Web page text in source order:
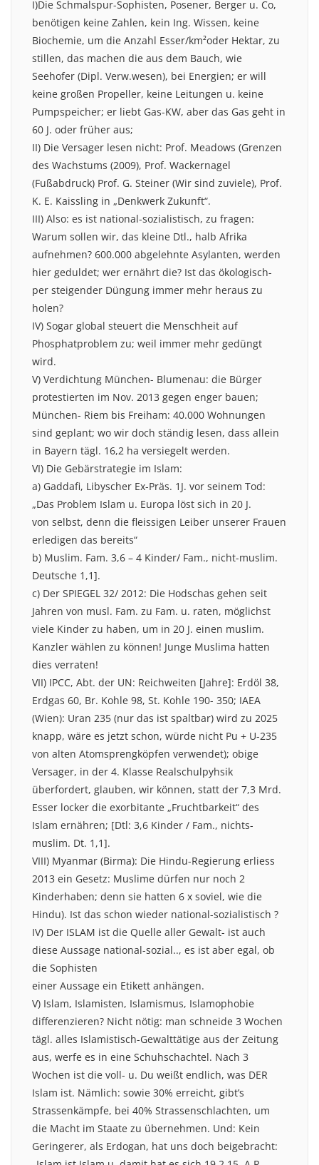
I)Die Schmalspur-Sophisten, Posener, Berger u. Co,
benötigen keine Zahlen, kein Ing. Wissen, keine
Biochemie, um die Anzahl Esser/km²oder Hektar, zu
stillen, das machen die aus dem Bauch, wie
Seehofer (Dipl. Verw.wesen), bei Energien; er will
keine großen Propeller, keine Leitungen u. keine
Pumpspeicher; er liebt Gas-KW, aber das Gas geht in
60 J. oder früher aus;
II) Die Versager lesen nicht: Prof. Meadows (Grenzen
des Wachstums (2009), Prof. Wackernagel
(Fußabdruck) Prof. G. Steiner (Wir sind zuviele), Prof.
K. E. Kaissling in „Denkwerk Zukunft“.
III) Also: es ist national-sozialistisch, zu fragen:
Warum sollen wir, das kleine Dtl., halb Afrika
aufnehmen? 600.000 abgelehnte Asylanten, werden
hier geduldet; wer ernährt die? Ist das ökologisch-
per steigender Düngung immer mehr heraus zu
holen?
IV) Sogar global steuert die Menschheit auf
Phosphatproblem zu; weil immer mehr gedüngt
wird.
V) Verdichtung München- Blumenau: die Bürger
protestierten im Nov. 2013 gegen enger bauen;
München- Riem bis Freiham: 40.000 Wohnungen
sind geplant; wo wir doch ständig lesen, dass allein
in Bayern tägl. 16,2 ha versiegelt werden.
VI) Die Gebärstrategie im Islam:
a) Gaddafi, Libyscher Ex-Präs. 1J. vor seinem Tod:
„Das Problem Islam u. Europa löst sich in 20 J.
von selbst, denn die fleissigen Leiber unserer Frauen
erledigen das bereits“
b) Muslim. Fam. 3,6 – 4 Kinder/ Fam., nicht-muslim.
Deutsche 1,1].
c) Der SPIEGEL 32/ 2012: Die Hodschas gehen seit
Jahren von musl. Fam. zu Fam. u. raten, möglichst
viele Kinder zu haben, um in 20 J. einen muslim.
Kanzler wählen zu können! Junge Muslima hatten
dies verraten!
VII) IPCC, Abt. der UN: Reichweiten [Jahre]: Erdöl 38,
Erdgas 60, Br. Kohle 98, St. Kohle 190- 350; IAEA
(Wien): Uran 235 (nur das ist spaltbar) wird zu 2025
knapp, wäre es jetzt schon, würde nicht Pu + U-235
von alten Atomsprengköpfen verwendet); obige
Versager, in der 4. Klasse Realschulpyhsik
überfordert, glauben, wir können, statt der 7,3 Mrd.
Esser locker die exorbitante „Fruchtbarkeit“ des
Islam ernähren; [Dtl: 3,6 Kinder / Fam., nichts-
muslim. Dt. 1,1].
VIII) Myanmar (Birma): Die Hindu-Regierung erliess
2013 ein Gesetz: Muslime dürfen nur noch 2
Kinderhaben; denn sie hatten 6 x soviel, wie die
Hindu). Ist das schon wieder national-sozialistisch ?
IV) Der ISLAM ist die Quelle aller Gewalt- ist auch
diese Aussage national-sozial.., es ist aber egal, ob
die Sophisten
einer Aussage ein Etikett anhängen.
V) Islam, Islamisten, Islamismus, Islamophobie
differenzieren? Nicht nötig: man schneide 3 Wochen
tägl. alles Islamistisch-Gewalttätige aus der Zeitung
aus, werfe es in eine Schuhschachtel. Nach 3
Wochen ist die voll- u. Du weißt endlich, was DER
Islam ist. Nämlich: sowie 30% erreicht, gibt’s
Strassenkämpfe, bei 40% Strassenschlachten, um
die Macht im Staate zu übernehmen. Und: Kein
Geringerer, als Erdogan, hat uns doch beigebracht: